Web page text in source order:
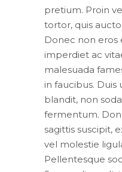
pretium. Proin
tortor, quis
Donec non
imperdiet ac
malesuada
in faucibus. Duis
blandit, non
fermentum.
sagittis suscipit,
vel molestie
Pellentesque